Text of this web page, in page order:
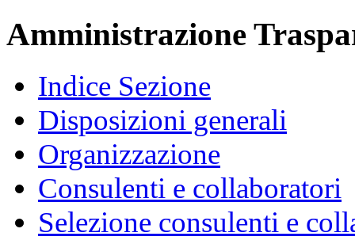
Amministrazione
Indice Sezione
Disposizioni generali
Organizzazione
Consulenti e collaboratori
Selezione consulenti e